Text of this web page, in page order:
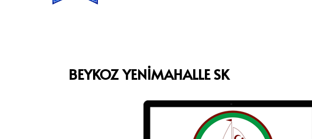
BEYKOZ YENİMAHALLE SK